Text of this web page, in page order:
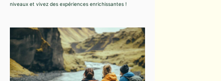
niveaux et vivez des expériences enrichissantes !